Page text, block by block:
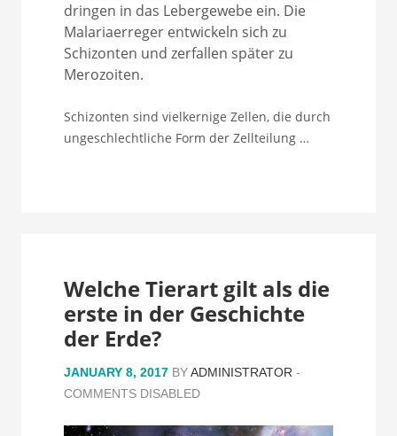
dringen in das Lebergewebe ein. Die
Malariaerreger entwickeln sich zu
Schizonten und zerfallen später zu
Merozoiten.
Schizonten sind vielkernige Zellen, die durch
ungeschlechtliche Form der Zellteilung …
Welche Tierart gilt als die
erste in der Geschichte
der Erde?
JANUARY 8, 2017 BYADMINISTRATOR -
COMMENTS DISABLED